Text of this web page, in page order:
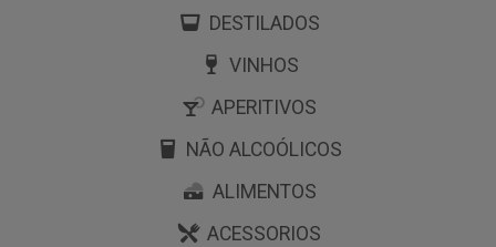
DESTILADOS
VINHOS
APERITIVOS
NÃO ALCOÓLICOS
ALIMENTOS
ACESSORIOS